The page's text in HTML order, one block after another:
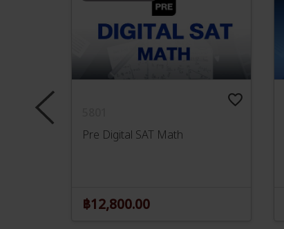
favorite_border favorite_border
Pre Digital SAT Math
฿12,800.00